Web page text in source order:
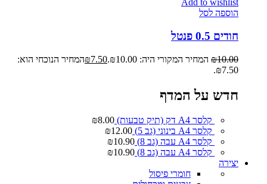
Add to wishlist
הוספה לסל
חודים 0.5 פנטל
₪10.00 המחיר המקורי היה: ₪10.00. ₪7.50
המחיר הנוכחי הוא:
₪7.50.
חדש על המדף
קלסר A4 דק (תיק טבעות) ₪8.00
קלסר A4 בינוני (גב 5)
₪12.00
קלסר A4 עבה (גב 8)
₪10.90
קלסר A4 עבה (גב 8)
₪10.90
יצירה
חומרי פיסול